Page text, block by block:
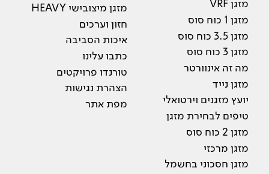
מזגן VRF
מזגן 1 כוח סוס
מזגן 3.5 כוח סוס
מזגן 3 כוח סוס
מה זה אינוורטר
מזגן נייד
יועץ מזגנים וירטואלי
טיפים לבחירת מזגן
מזגן 2 כוח סוס
מזגן מרכזי
מזגן חסכוני בחשמל
מזגן מיצובישי HEAVY
חזון וערכים
איכות הסביבה
כתבו עלינו
טורנדו פרויקטים
הצהרת נגישות
מפת אתר